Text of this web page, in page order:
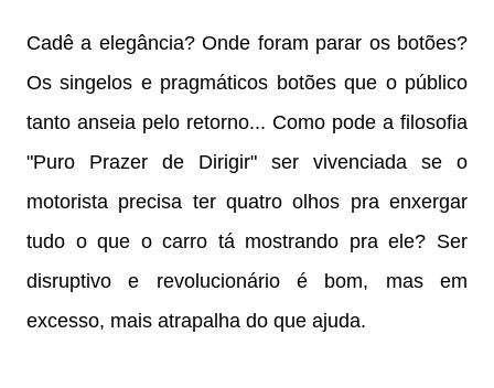
Cadê a elegância? Onde foram parar os botões?
Os singelos e pragmáticos botões que o público
tanto anseia pelo retorno... Como pode a filosofia
"Puro Prazer de Dirigir" ser vivenciada se o
motorista precisa ter quatro olhos pra enxergar
tudo o que o carro tá mostrando pra ele? Ser
disruptivo e revolucionário é bom, mas em
excesso, mais atrapalha do que ajuda.